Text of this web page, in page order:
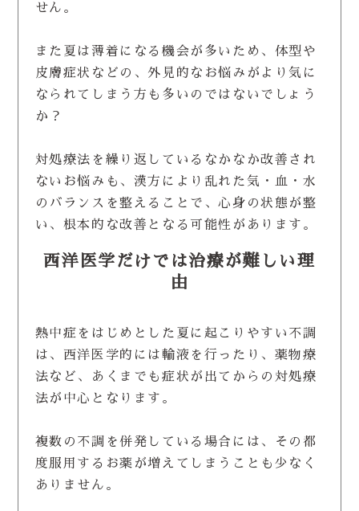
せん。
また夏は薄着になる機会が多いため、体型や
皮膚症状などの、外見的なお悩みがより気に
なられてしまう方も多いのではないでしょう
か？
対処療法を繰り返しているなかなか改善され
ないお悩みも、漢方により乱れた気・血・水
のバランスを整えることで、心身の状態が整
い、根本的な改善となる可能性があります。
西洋医学だけでは治療が難しい理
由
熱中症をはじめとした夏に起こりやすい不調
は、西洋医学的には輸液を行ったり、薬物療
法など、あくまでも症状が出てからの対処療
法が中心となります。
複数の不調を併発している場合には、その都
度服用するお薬が増えてしまうことも少なく
ありません。